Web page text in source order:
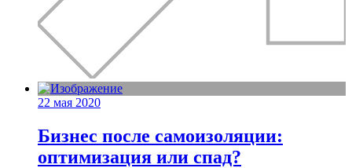
22 мая 2020
Бизнес после самоизоляции:
оптимизация или спад?